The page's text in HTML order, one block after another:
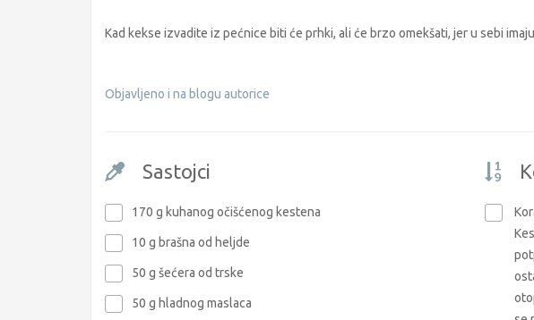
Kad kekse izvadite iz pećnice biti će prhki, ali će brzo omekšati, jer u sebi
Objavljeno i na blogu autorice
Sastojci
170 g kuhanog očišćenog kestena
10 g brašna od heljde
50 g šećera od trske
50 g hladnog maslaca